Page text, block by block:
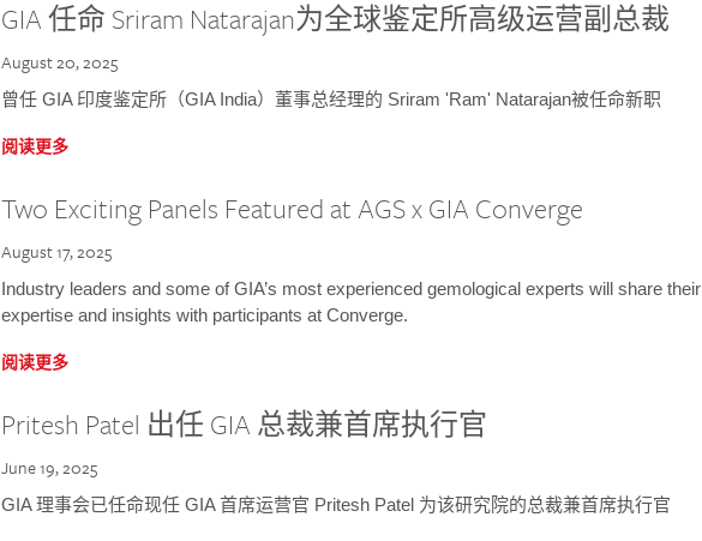
GIA 任命 Sriram Natarajan为全球鉴定所高级运营副总裁
August 20, 2025
曾任 GIA 印度鉴定所（GIA India）董事总经理的 Sriram 'Ram' Natarajan被任命新职
阅读更多
Two Exciting Panels Featured at AGS x GIA Converge
August 17, 2025
Industry leaders and some of GIA’s most experienced gemological experts will share their
expertise and insights with participants at Converge.
阅读更多
Pritesh Patel 出任 GIA 总裁兼首席执行官
June 19, 2025
GIA 理事会已任命现任 GIA 首席运营官 Pritesh Patel 为该研究院的总裁兼首席执行官